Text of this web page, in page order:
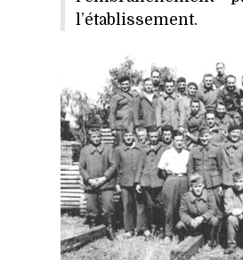
l’établissement.